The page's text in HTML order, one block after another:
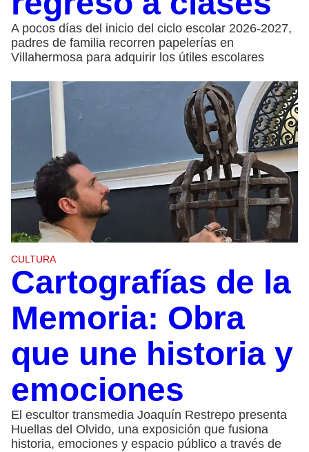
A pocos días del inicio del ciclo escolar 2026-2027,
padres de familia recorren papelerías en
Villahermosa para adquirir los útiles escolares
CULTURA
Cartografías de la
Memoria: Obra
que une historia y
emociones
El escultor transmedia Joaquín Restrepo presenta
Huellas del Olvido, una exposición que fusiona
historia, emociones y espacio público a través de